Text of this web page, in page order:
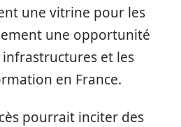
une vitrine pour les
une opportunité
et les
en France.
pourrait inciter des